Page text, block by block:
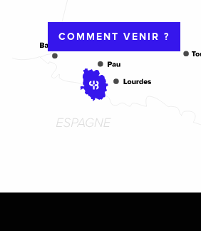
COMMENT VENIR ?